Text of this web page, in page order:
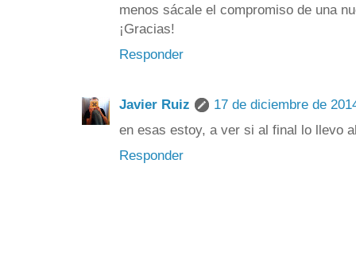
menos sácale el compromiso de una
¡Gracias!
Responder
Javier Ruiz
17 de diciembre de
en esas estoy, a ver si al final lo llevo
Responder